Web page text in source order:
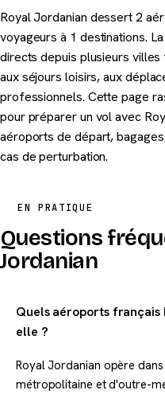
Royal Jordanian dessert 2
voyageurs à 1 destinations.
directs depuis plusieurs
aux séjours loisirs, aux
professionnels. Cette page
pour préparer un vol avec
aéroports de départ,
cas de perturbation.
EN PRATIQUE
Questions
Jordanian
Quels aéroports français
elle ?
Royal Jordanian opère
métropolitaine et d'outre-